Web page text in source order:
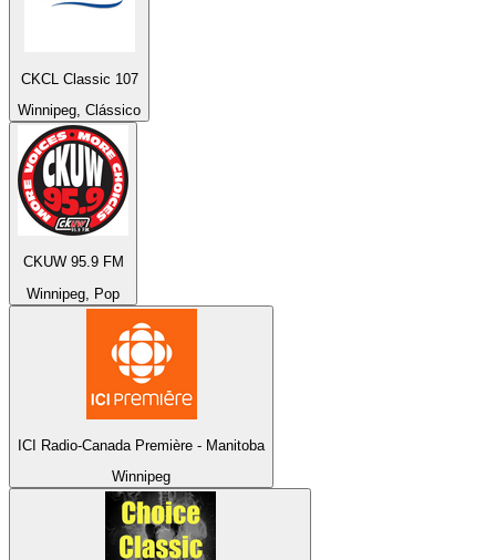
CKCL Classic 107
Winnipeg, Clássico
CKUW 95.9 FM
Winnipeg, Pop
ICI Radio-Canada Première - Manitoba
Winnipeg